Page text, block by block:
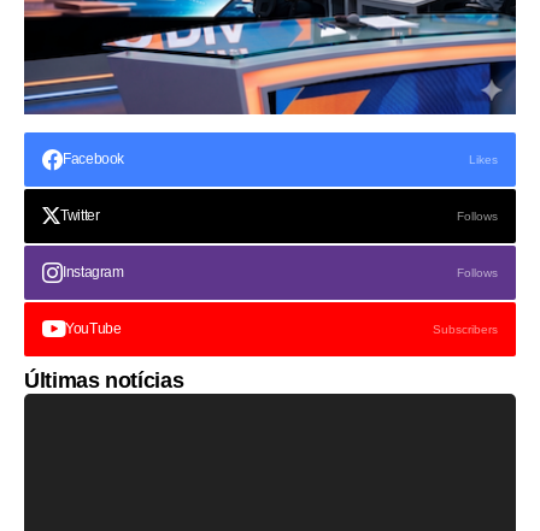
Facebook Likes
Twitter Follows
Instagram Follows
YouTube Subscribers
Últimas notícias